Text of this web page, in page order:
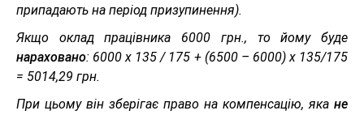
припадають на період призупинення).
Якщо оклад працівника 6000 грн., то йому буде
нараховано: 6000 х 135 / 175 + (6500 – 6000) х 135/175
= 5014,29 грн.
При цьому він зберігає право на компенсацію, яка не